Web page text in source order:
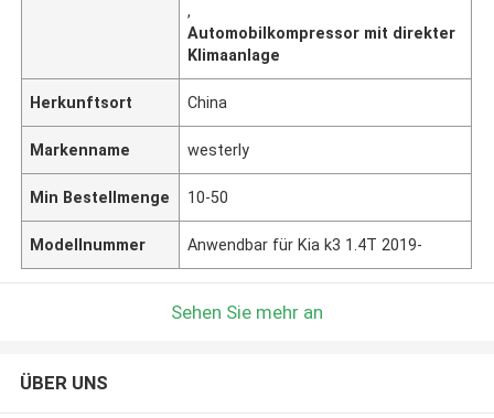
,
Automobilkompressor mit direkter
Klimaanlage
Herkunftsort China
Markenname westerly
Min Bestellmenge 10-50
Modellnummer Anwendbar für Kia k3 1.4T 2019-
Sehen Sie mehr an
ÜBER UNS